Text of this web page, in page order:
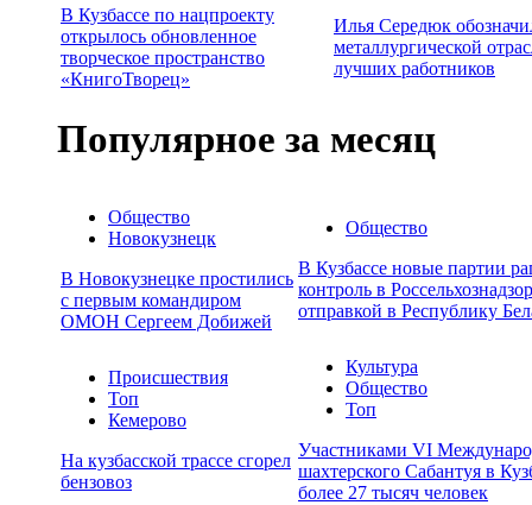
В Кузбассе по нацпроекту
открылось обновленное
творческое пространство
«КнигоТворец»
Илья Середюк
металлургической
лучших работников
Популярное за месяц
Общество
Новокузнецк
В Новокузнецке простились
с первым командиром
ОМОН Сергеем Добижей
Общество
В Кузбассе новые партии
контроль в
отправкой в Республику
Происшествия
Топ
Кемерово
На кузбасской трассе сгорел
бензовоз
Культура
Общество
Топ
Участниками VI
шахтерского Сабантуя в
более 27 тысяч человек